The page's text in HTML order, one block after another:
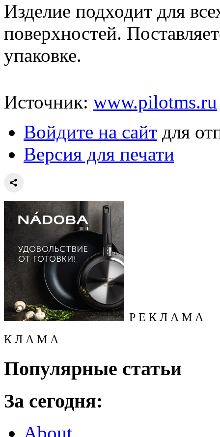
Изделие подходит для
поверхностей.
упаковке.
Источник: www.pilotms.ru
Войдите на сайт для
Версия для печати
Р Е К Л А М А
К Л А М А
Популярные статьи
За сегодня:
About